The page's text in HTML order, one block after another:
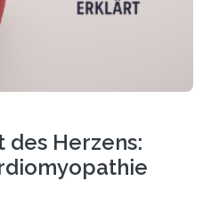
Herzens: